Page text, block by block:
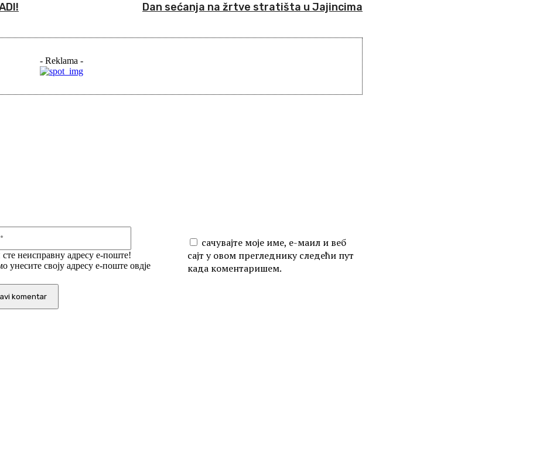
Dan sećanja na žrtve stratišta u Jajincima
- Reklama -
сте неисправну адресу е-поште!
унесите своју адресу е-поште овдје
сачувајте моје име, е-маил и веб
сајт у овом прегледнику следећи пут
када коментаришем.